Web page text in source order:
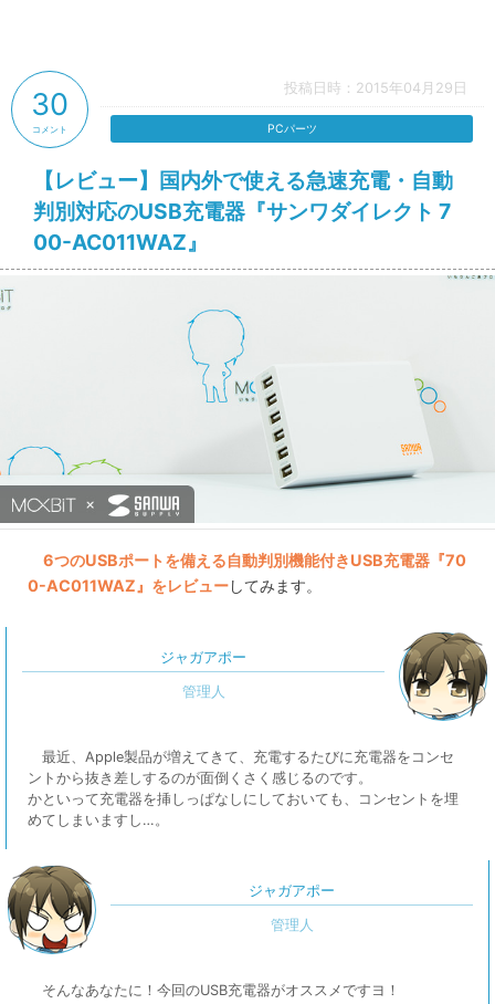
投稿日時：2015年04月29日
【レビュー】国内外で使える急速充電・自動
判別対応のUSB充電器『サンワダイレクト 7
00-AC011WAZ』
30
コメント PCパーツ
6つのUSBポートを備える自動判別機能付きUSB充電器『70
0-AC011WAZ』をレビューしてみます。
ジャガアポー
最近、Apple製品が増えてきて、充電するたびに充電器をコンセ
ントから抜き差しするのが面倒くさく感じるのです。
かといって充電器を挿しっぱなしにしておいても、コンセントを埋
めてしまいますし…。
ジャガアポー
そんなあなたに！今回のUSB充電器がオススメですヨ！